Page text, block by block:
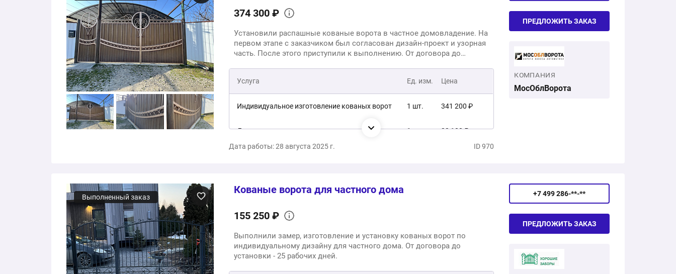
374 300 ₽
Установили распашные кованые ворота в частное домовладение. На
первом этапе с заказчиком был согласован дизайн-проект и узорная
часть. После этого приступили к выполнению. От договора до
Услуга Ед. изм. Цена
Индивидуальное изготовление кованых ворот 1 шт. 341 200 ₽
Доставка и установка под ключ 1 услуга 33 100 ₽
Дата работы: 28 августа 2025 г. ID 970
ПРЕДЛОЖИТЬ ЗАКАЗ
КОМПАНИЯ
МосОблВорота
Выполненный заказ
Кованые ворота для частного дома
155 250 ₽
Выполнили замер, изготовление и установку кованых ворот по
индивидуальному дизайну для частного дома. От договора до
установки - 25 рабочих дней.
+7 499 286-**-**
ПРЕДЛОЖИТЬ ЗАКАЗ